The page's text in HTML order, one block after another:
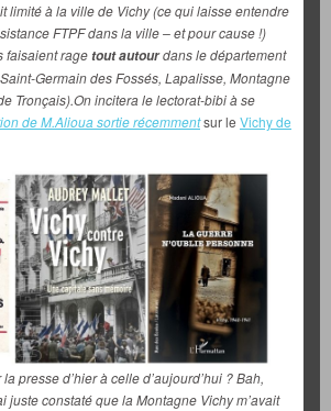
limité à la ville de Vichy (ce qui laisse entendre
FTPF dans la ville – et pour cause !)
faisaient ragetout autourdans le département
Germain des Fossés, Lapalisse, Montagne
Tronçais).On incitera le lectorat-bibi à se
de M.Alioua sortie récemmentsur le Vichy de
presse d’hier à celle d’aujourd’hui ? Bah,
juste constaté que la Montagne Vichy m’avait